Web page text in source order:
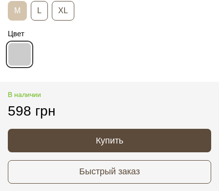
M L XL
Цвет
В наличии
598 грн
Купить
Быстрый заказ